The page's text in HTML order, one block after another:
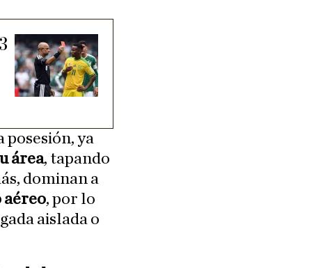
posesión, ya
área, tapando
dominan a
aéreo, por lo
aislada o